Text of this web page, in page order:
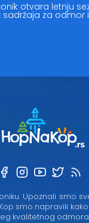
otvara letnju
sadržaja za odmor
Upoznali smo
smo napravili
kvalitetnog odmora